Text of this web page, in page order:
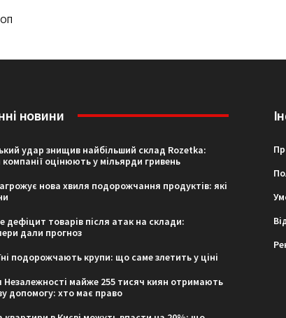
новини
удар знищив найбільший склад Rozetka:
компанії оцінюють у мільярди гривень
нова хвиля подорожчання продуктів: які
дефіцит товарів після атак на склади:
дали прогноз
подорожчають крупи: що саме злетить у ціні
майже 255 тисяч киян отримають
допомогу: хто має право